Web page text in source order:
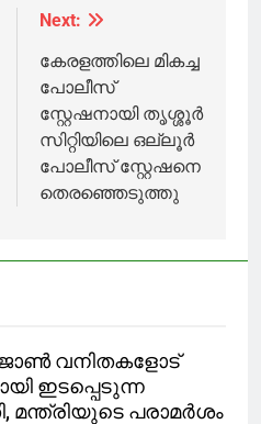
Next:
കേരളത്തിലെ മികച്ച
പോലീസ്
സ്റ്റേഷനായി തൃശ്ശൂർ
സിറ്റിയിലെ ഒല്ലൂർ
പോലീസ് സ്റ്റേഷനെ
തെരഞ്ഞെടുത്തു
ജോൺ വനിതകളോട്
ഇടപ്പെടുന്ന
മന്ത്രിയുടെ പരാമർശം